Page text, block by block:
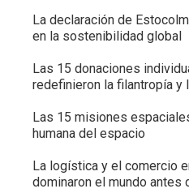
La declaración de
en la sostenibilidad global
Las 15 donaciones
redefinieron la filantropía y
Las 15 misiones
humana del espacio
La logística y el comercio
dominaron el mundo antes